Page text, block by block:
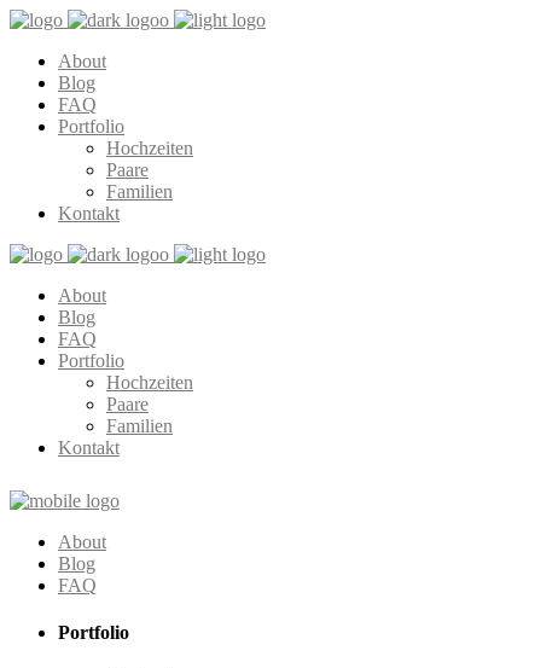
About
Blog
FAQ
Portfolio
Hochzeiten
Paare
Familien
Kontakt
About
Blog
FAQ
Portfolio
Hochzeiten
Paare
Familien
Kontakt
About
Blog
FAQ
Portfolio